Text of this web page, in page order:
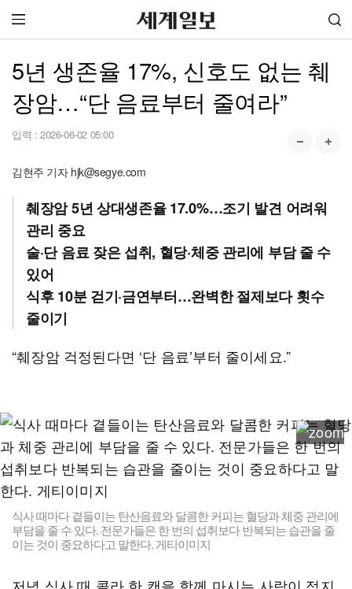
5년 생존율 17%, 신호도 없는 췌
장암…“단 음료부터 줄여라”
입력 : 2026-06-02 05:00
김현주 기자 hjk@segye.com
췌장암 5년 상대생존율 17.0%…조기 발견 어려워
관리 중요
술·단 음료 잦은 섭취, 혈당·체중 관리에 부담 줄 수
있어
식후 10분 걷기·금연부터…완벽한 절제보다 횟수
줄이기
“췌장암 걱정된다면 ‘단 음료’부터 줄이세요.”
식사 때마다 곁들이는 탄산음료와 달콤한 커피는 혈당과 체중 관리에
부담을 줄 수 있다. 전문가들은 한 번의 섭취보다 반복되는 습관을 줄
이는 것이 중요하다고 말한다. 게티이미지